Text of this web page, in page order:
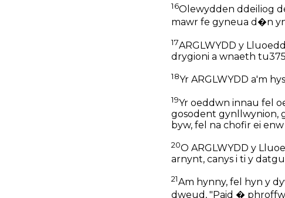
16Olewydden ddeiliog
mawr fe gyneua d�n
17ARGLWYDD y
drygioni a wnaeth
18Yr ARGLWYDD a'm
19Yr oeddwn innau fel
gosodent gynllwynion,
byw, fel na chofir ei enw
20O ARGLWYDD y
arnynt, canys i ti y
21Am hynny, fel hyn y
dweud, "Paid �